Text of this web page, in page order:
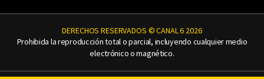
DERECHOS RESERVADOS © CANAL 6 2026
Prohibida la reproducción total o parcial, incluyendo cualquier medio
electrónico o magnético.